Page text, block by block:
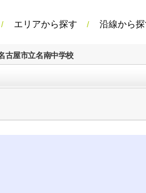
エリアから探す 沿線から探
古屋市立名南中学校